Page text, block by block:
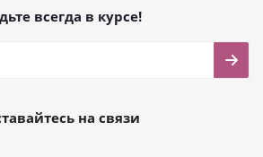
всегда в курсе!
на связи